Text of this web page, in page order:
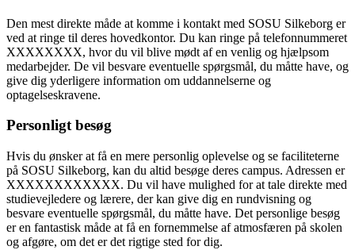
Den mest direkte måde at komme i kontakt med SOSU Silkeborg er
ved at ringe til deres hovedkontor. Du kan ringe på telefonnummeret
XXXXXXXX, hvor du vil blive mødt af en venlig og hjælpsom
medarbejder. De vil besvare eventuelle spørgsmål, du måtte have, og
give dig yderligere information om uddannelserne og
optagelseskravene.
Personligt besøg
Hvis du ønsker at få en mere personlig oplevelse og se faciliteterne
på SOSU Silkeborg, kan du altid besøge deres campus. Adressen er
XXXXXXXXXXXX. Du vil have mulighed for at tale direkte med
studievejledere og lærere, der kan give dig en rundvisning og
besvare eventuelle spørgsmål, du måtte have. Det personlige besøg
er en fantastisk måde at få en fornemmelse af atmosfæren på skolen
og afgøre, om det er det rigtige sted for dig.